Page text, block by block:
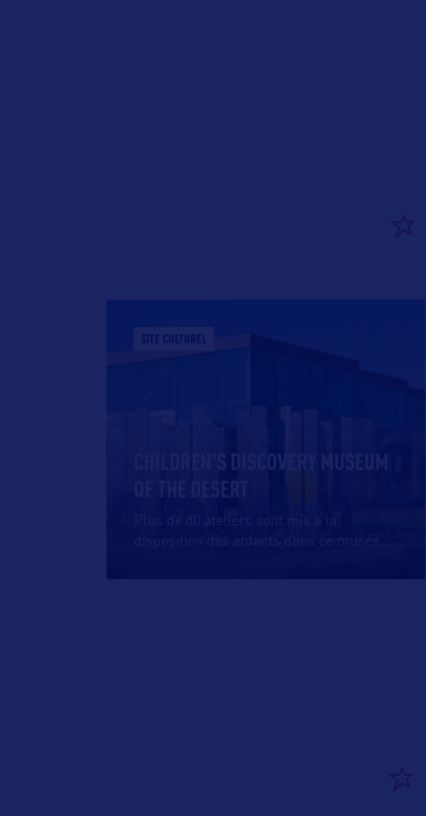
SITE CULTUREL
CHILDREN'S DISCOVERY MUSEUM
OF THE DESERT
Plus de 80 ateliers sont mis à la
disposition des enfants dans ce musée